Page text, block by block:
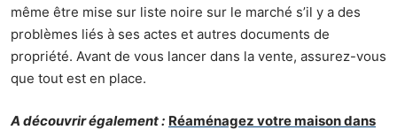
même être mise sur liste noire sur le marché s’il y a des
problèmes liés à ses actes et autres documents de
propriété. Avant de vous lancer dans la vente, assurez-vous
que tout est en place.
A découvrir également : Réaménagez votre maison dans